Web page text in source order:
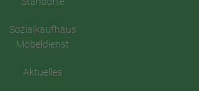
Sozialkaufhaus
Möbeldienst
Aktuelles